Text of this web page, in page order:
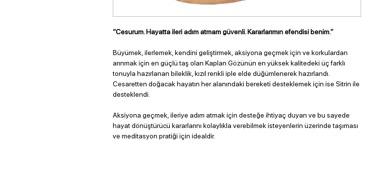
“Cesurum. Hayatta ileri adım atmam güvenli. Kararlarımın efendisi benim.”
Büyümek, ilerlemek, kendini geliştirmek, aksiyona geçmek için ve korkulardan
arınmak için en güçlü taş olan Kaplan Gözünün en yüksek kalitedeki üç farklı
tonuyla hazırlanan bileklik , kızıl renkli iple elde düğümlenerek hazırlandı.
Cesaretten doğacak hayatın her alanındaki bereketi desteklemek için ise Sitrin ile
desteklendi.
Aksiyona geçmek, ileriye adım atmak için desteğe ihtiyaç duyan ve bu sayede
hayat dönüştürücü kararlarını kolaylıkla verebilmek isteyenlerin üzerinde taşıması
ve meditasyon pratiği için idealdir.